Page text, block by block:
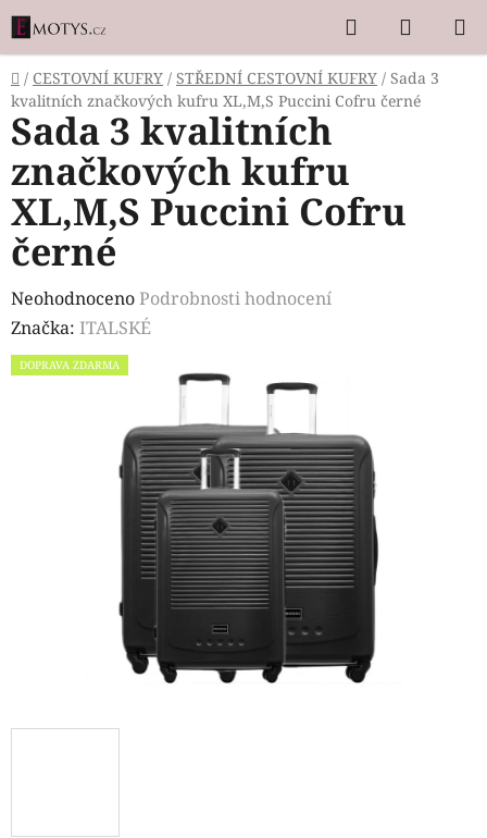
Přejít
na
obsah
Hledat
KOŠÍK
Domů
/ CESTOVNÍ KUFRY / STŘEDNÍ CESTOVNÍ KUFRY / Sada 3
kvalitních značkových kufru XL,M,S Puccini Cofru černé
Sada 3 kvalitních
značkových kufru
XL,M,S Puccini Cofru
černé
Průměrné
hodnocení
produktu
NeohodnocenoPodrobnosti hodnocení
Značka: ITALSKÉ
DOPRAVA ZDARMA